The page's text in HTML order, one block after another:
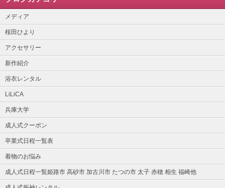
メディア
桜田ひより
アクセサリー
新作紹介
浴衣レンタル
LiLiCA
兵庫大学
成人式クーポン
卒業式日程一覧表
着物のお悩み
成人式日程一覧姫路市 高砂市 加古川市 たつの市 太子 赤穂 相生 福崎他